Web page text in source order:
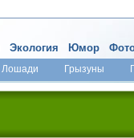
Лошади Грызуны
Экология Юмор